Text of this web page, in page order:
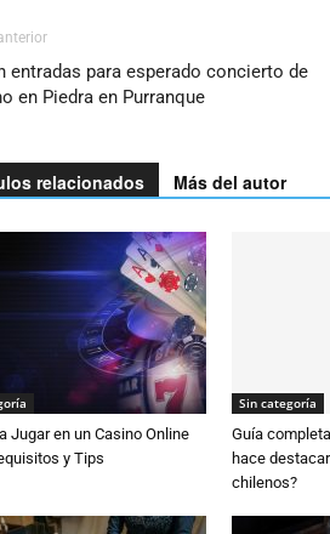
entradas para esperado concierto de
en Piedra en Purranque
relacionados Más del autor
Jugar en un Casino Online
y Tips
Sin categoría
Guía
hace
chilenos?